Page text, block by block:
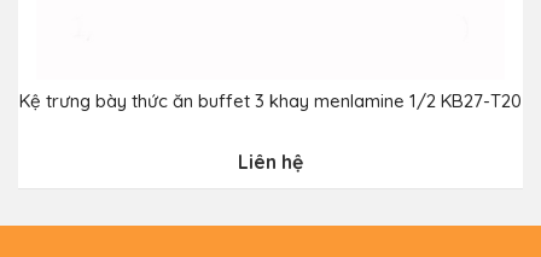
Kệ trưng bày thức ăn buffet 3 khay menlamine 1/2 KB27-T20
Liên hệ